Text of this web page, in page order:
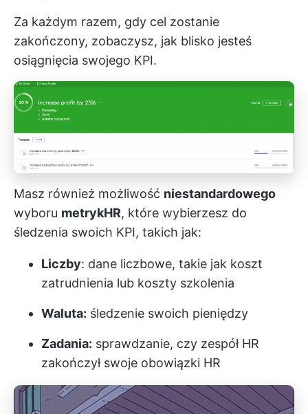
Za każdym razem, gdy cel zostanie
zakończony, zobaczysz, jak blisko jesteś
osiągnięcia swojego KPI.
Masz również możliwość niestandardowego
wyboru metrykHR, które wybierzesz do
śledzenia swoich KPI, takich jak:
Liczby: dane liczbowe, takie jak koszt
zatrudnienia lub koszty szkolenia
Waluta: śledzenie swoich pieniędzy
Zadania: sprawdzanie, czy zespół HR
zakończył swoje obowiązki HR